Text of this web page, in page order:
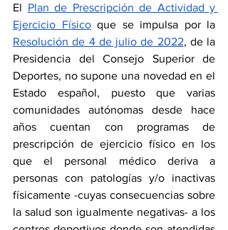
El Plan de Prescripción de Actividad y
Ejercicio Físico
Resolución de 4 de julio de 2022, de la
Presidencia del Consejo Superior de
Deportes, no supone una novedad en el
Estado español, puesto que varias
comunidades autónomas desde hace
años cuentan con programas de
prescripción de ejercicio físico en los
que el personal médico deriva a
personas con patologías y/o inactivas
físicamente -cuyas consecuencias sobre
la salud son igualmente negativas- a los